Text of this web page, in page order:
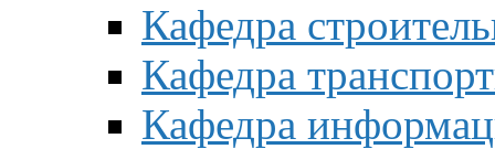
Кафедра
Кафедра
Кафедра